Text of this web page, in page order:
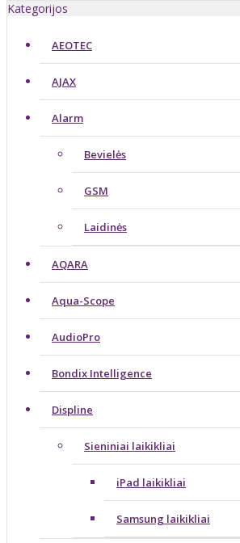
Kategorijos
AEOTEC
AJAX
Alarm
Bevielės
GSM
Laidinės
AQARA
Aqua-Scope
AudioPro
Bondix Intelligence
Displine
Sieniniai laikikliai
iPad laikikliai
Samsung laikikliai